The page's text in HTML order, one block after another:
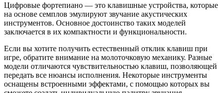
Цифровые фортепиано — это клавишные устройства, которые
на основе семплов эмулируют звучание акустических
инструментов. Основное достоинство таких моделей
заключается в их компактности и функциональности.
Если вы хотите получить естественный отклик клавиш при
игре, обратите внимание на молоточковую механику. Разные
модели отличаются чувствительностью клавиш, позволяющей
передать все нюансы исполнения. Некоторые инструменты
оснащены встроенными эффектами, с помощью которых вы